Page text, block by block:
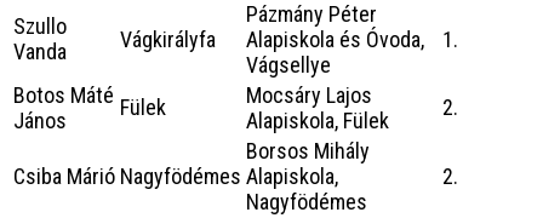
Szullo
Vanda
Vágkirályfa
Pázmány Péter
Alapiskola és Óvoda,
Vágsellye
1.
Botos Máté
János
Fülek
Mocsáry Lajos
Alapiskola, Fülek
2.
Csiba Márió Nagyfödémes
Borsos Mihály
Alapiskola,
Nagyfödémes
2.